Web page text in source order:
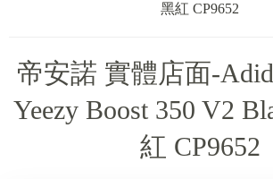
黑紅 CP9652
帝安諾 實體店面-
Yeezy Boost 350 V2
紅 CP9652